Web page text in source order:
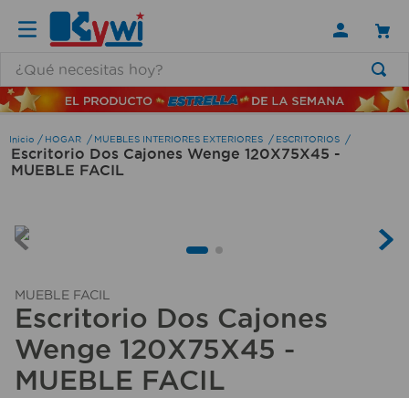
HOGAR MUEBLES INTERIORES EXTERIORES ESCRITORIOS
Escritorio Dos Cajones Wenge 120X75X45 -
MUEBLE FACIL
MUEBLE FACIL
Escritorio Dos Cajones
Wenge 120X75X45 -
MUEBLE FACIL
TÉRMINOS MÁS BUSCADOS
1 .
lamparas
2.
ducha
4.
6.
escritorio
7.
cerradura
8.
aspiradora
9 .
fregadero